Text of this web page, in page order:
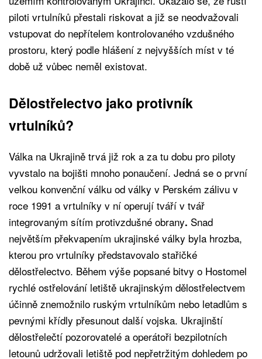
piloti vrtulníků přestali riskovat a již se neodvažovali
vstupovat do nepřítelem kontrolovaného vzdušného
prostoru, který podle hlášení z nejvyšších míst v té
době už vůbec neměl existovat.
Dělostřelectvo jako protivník
vrtulníků?
Válka na Ukrajině trvá již rok a za tu dobu pro piloty
vyvstalo na bojišti mnoho ponaučení. Jedná se o první
velkou konvenční válku od války v Perském zálivu v
roce 1991 a vrtulníky v ní operují tváří v tvář
integrovaným sítím protivzdušné obrany. Snad
největším překvapením ukrajinské války byla hrozba,
kterou pro vrtulníky představovalo stařičké
dělostřelectvo. Během výše popsané bitvy o Hostomel
rychlé ostřelování letiště ukrajinským dělostřelectvem
účinně znemožnilo ruským vrtulníkům nebo letadlům s
pevnými křídly přesunout další vojska. Ukrajinští
dělostřelečtí pozorovatelé a operátoři bezpilotních
letounů udržovali letiště pod nepřetržitým dohledem po